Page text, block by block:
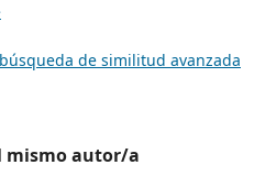
de similitud avanzada
mismo autor/a